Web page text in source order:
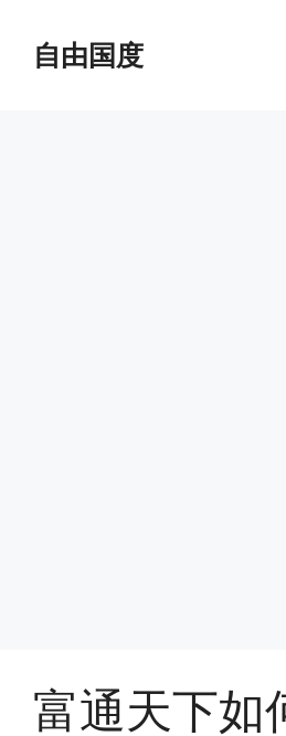
自由国度
富通天下如